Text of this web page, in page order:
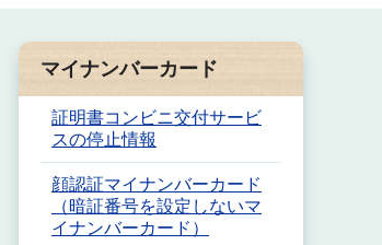
マイナンバーカード
証明書コンビニ交付サービ
スの停止情報
顔認証マイナンバーカード
（暗証番号を設定しないマ
イナンバーカード）